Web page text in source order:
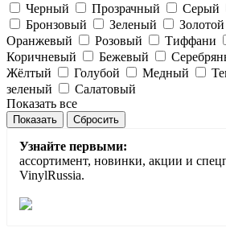
Черный
Прозрачный Серый
Бронзовый
Зеленый Золотой
Оранжевый
Розовый Тиффани
Коричневый
Бежевый
Жёлтый
Голубой Медный
зеленый
Салатовый
Показать все
Сбросить
Узнайте первыми:
ассортимент, новинки, акции и
VinylRussia.